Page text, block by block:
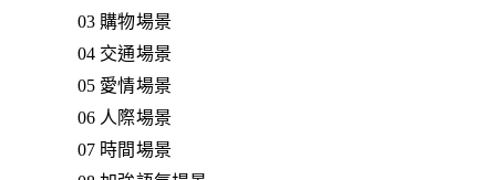
03 購物場景
04 交通場景
05 愛情場景
06 人際場景
07 時間場景